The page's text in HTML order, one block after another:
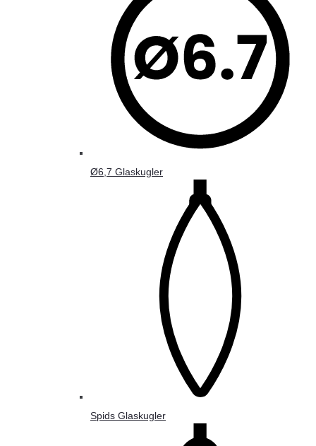
Ø6,7 Glaskugler
Spids Glaskugler